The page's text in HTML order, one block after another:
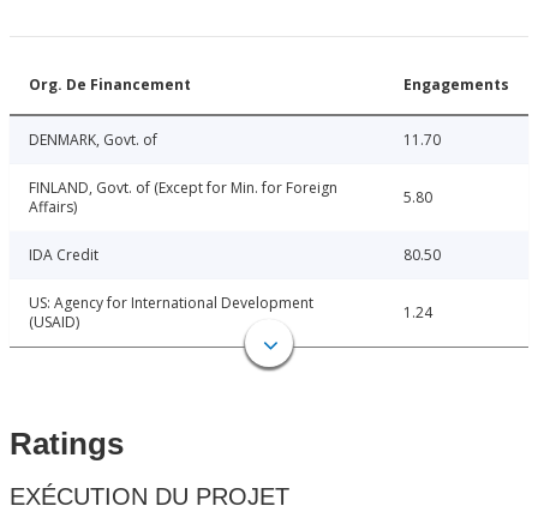
Org. De Financement Engagements
DENMARK, Govt. of 11.70
FINLAND, Govt. of (Except for Min. for Foreign
Affairs)
5.80
IDA Credit 80.50
US: Agency for International Development
(USAID)
1.24
Ratings
EXÉCUTION DU PROJET